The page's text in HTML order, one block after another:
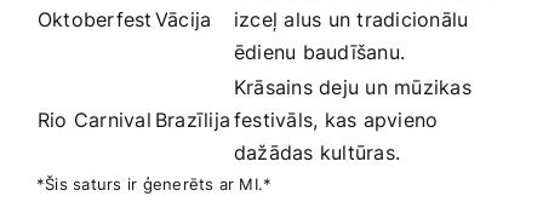
Oktoberfest Vācija
izceļ alus un‌ tradicionālu
‌ēdienu baudīšanu.
Rio Carnival Brazīlija
Krāsains deju un mūzikas
festivāls, kas apvieno
dažādas kultūras.
*Šis saturs ir ģenerēts ar MI.*